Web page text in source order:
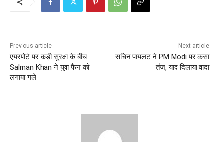
Previous article
एयरपोर्ट पर कड़ी सुरक्षा के बीच
Salman Khan ने युवा फैन को
लगाया गले
Next article
सचिन पायलट ने PM Modi पर कसा
तंज, याद दिलाया वादा